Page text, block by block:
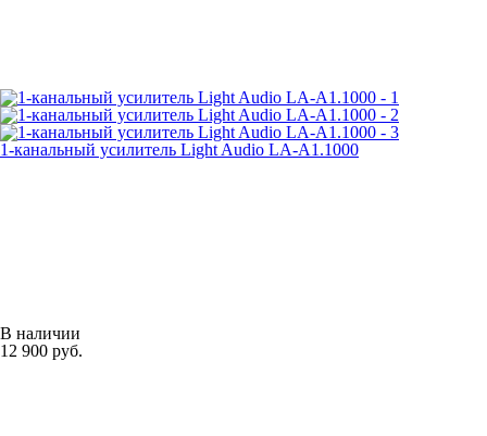
1-канальный усилитель Light Audio LA-A1.1000
В наличии
12 900 руб.